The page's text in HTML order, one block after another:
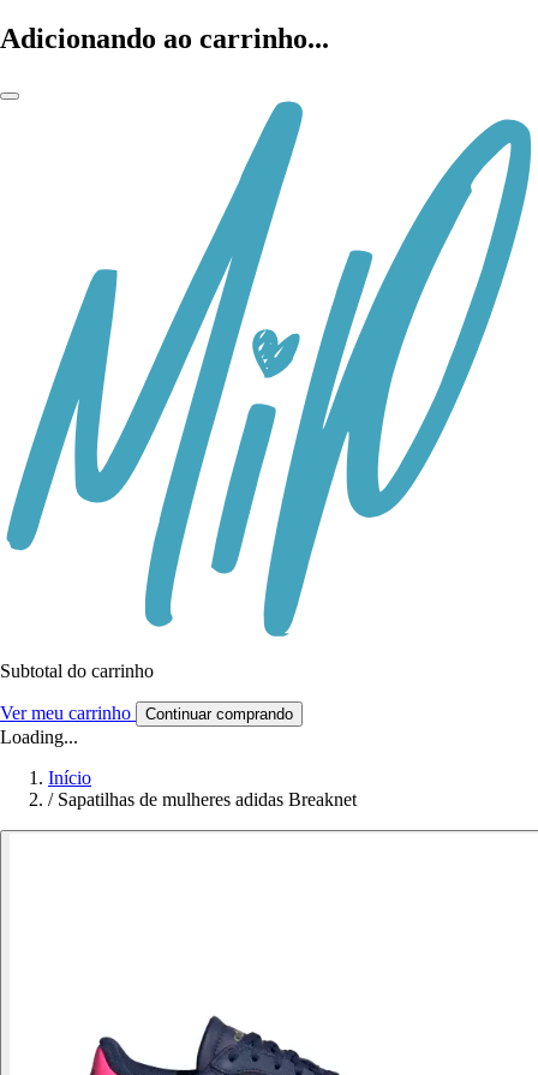
Adicionando ao carrinho...
Subtotal do carrinho
Ver meu carrinho Continuar comprando
Loading...
Início
/ Sapatilhas de mulheres adidas Breaknet